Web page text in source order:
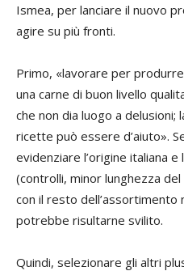
Ismea, per lanciare il nuovo
agire su più fronti.
Primo, «lavorare per
una carne di buon livello
che non dia luogo a
ricette può essere d’aiuto».
evidenziare l’origine italiana
(controlli, minor lunghezza
con il resto dell’assortimento
potrebbe risultarne svilito.
Quindi, selezionare gli altri